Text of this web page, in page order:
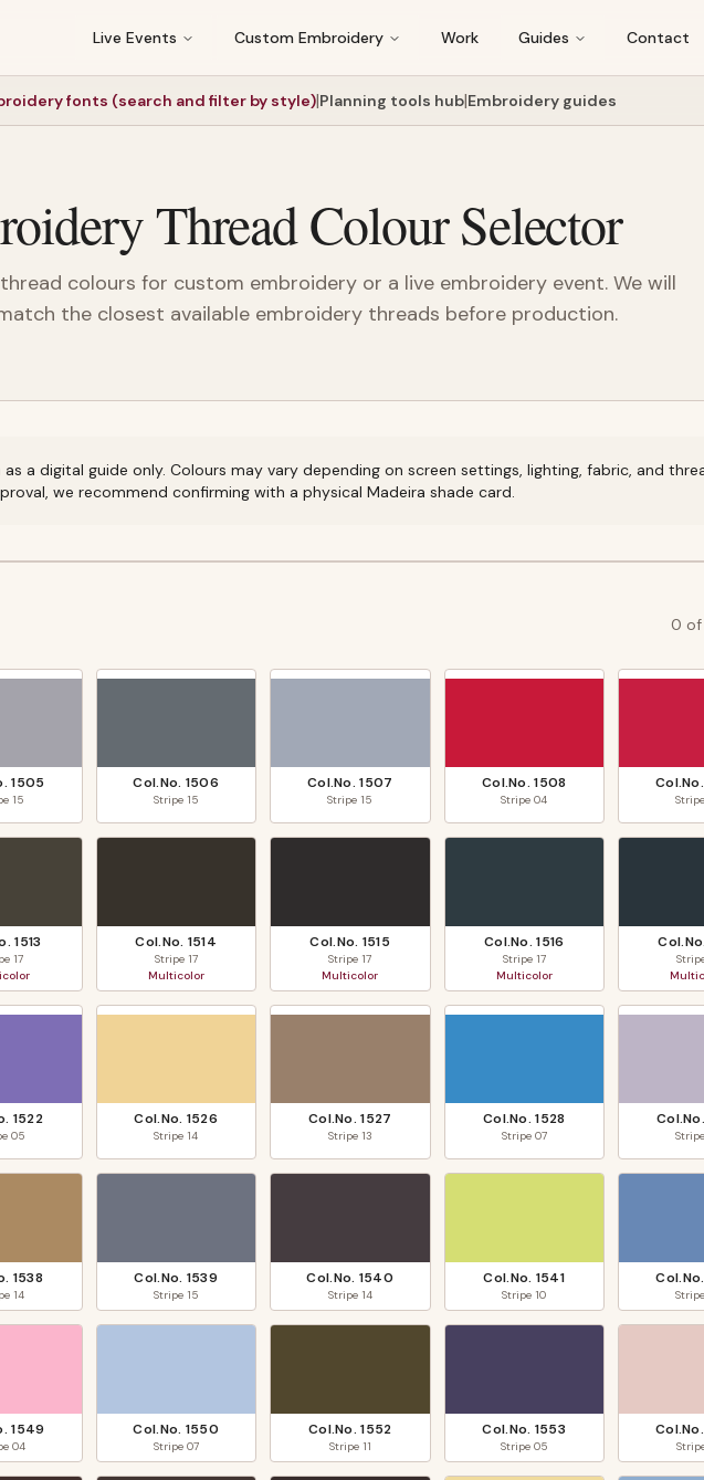
Live Events Custom Embroidery Work Guides Contact
fonts (search and filter by style)|Planning tools hub|Embroidery guides
Thread Colour Selector
colours for custom embroidery or a live embroidery event. We will
the closest available embroidery threads before production.
a digital guide only. Colours may vary depending on screen settings, lighting, fabric, and
we recommend confirming with a physical Madeira shade card.
0 of
1505
15
Col.No. 1506
Stripe 15
Col.No.1507
Stripe 15
Col.No.1508
Stripe04 Stripe
1513
17
Col.No. 1514
Stripe 17
Multicolor
Col.No. 1515
Stripe 17
Multicolor
Col.No.1516
Stripe 17
Multicolor
Col.No.
1522
05
Col.No. 1526
Stripe 14
Col.No.1527
Stripe 13
Col.No.1528
Stripe 07 Stripe
1538
14
Col.No. 1539
Stripe 15
Col.No. 1540
Stripe 14
Col.No. 1541
Stripe 10
Col.No.
1549
04
Col.No. 1550
Stripe 07
Col.No.1552
Stripe 11
Col.No. 1553
Stripe 05